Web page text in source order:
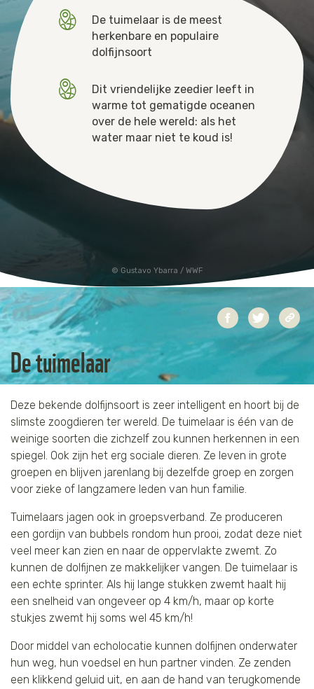
Gustavo Ybarra / WWF
De tuimelaar is de meest
herkenbare en populaire
dolfijnsoort
Dit vriendelijke zeedier leeft in
warme tot gematigde oceanen
over de hele wereld: als het
water maar niet te koud is!
De tuimelaar
Deze bekende dolfijnsoort is zeer intelligent en hoort bij de
slimste zoogdieren ter wereld. De tuimelaar is één van de
weinige soorten die zichzelf zou kunnen herkennen in een
spiegel. Ook zijn het erg sociale dieren. Ze leven in grote
groepen en blijven jarenlang bij dezelfde groep en zorgen
voor zieke of langzamere leden van hun familie.
Tuimelaars jagen ook in groepsverband. Ze produceren
een gordijn van bubbels rondom hun prooi, zodat deze niet
veel meer kan zien en naar de oppervlakte zwemt. Zo
kunnen de dolfijnen ze makkelijker vangen. De tuimelaar is
een echte sprinter. Als hij lange stukken zwemt haalt hij
een snelheid van ongeveer op 4 km/h, maar op korte
stukjes zwemt hij soms wel 45 km/h!
Door middel van echolocatie kunnen dolfijnen onderwater
hun weg, hun voedsel en hun partner vinden. Ze zenden
een klikkend geluid uit, en aan de hand van terugkomende
Jaguar
Luipaard
Neushoorn
Orang-oetan
Steur
Tijger
Walvis
IJsbeer
Zeeschildpad
Kleding & Accessoires